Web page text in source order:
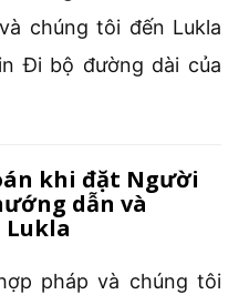
chúng tôi đến Lukla
Đi bộ đường dài của
khi đặt Người
dẫn và
Lukla
pháp và chúng tôi